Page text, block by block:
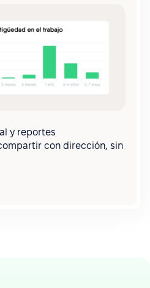
y reportes
con dirección, sin